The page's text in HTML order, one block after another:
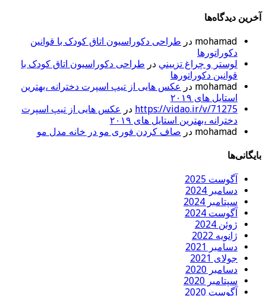
آخرین دیدگاه‌ها
mohamad در طراحی دکوراسیون اتاق کودک با قوانین
دکوراتورها
لوستر و چراغ تزييني در طراحی دکوراسیون اتاق کودک با
قوانین دکوراتورها
mohamad در عکس هایی از تیپ اسپرت دخترانه ،بهترین
استایل های ۲۰۱۹
https://vidao.ir/v/71275 در عکس هایی از تیپ اسپرت
دخترانه ،بهترین استایل های ۲۰۱۹
mohamad در صاف کردن فوری مو در خانه مدل مو
بایگانی‌ها
آگوست 2025
دسامبر 2024
سپتامبر 2024
آگوست 2024
ژوئن 2024
ژانویه 2022
دسامبر 2021
جولای 2021
دسامبر 2020
سپتامبر 2020
آگوست 2020